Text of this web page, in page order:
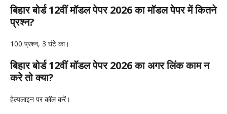
बिहार बोर्ड 12वीं मॉडल पेपर 2026 का मॉडल पेपर में कितने
प्रश्न?
100 प्रश्न, 3 घंटे का।
बिहार बोर्ड 12वीं मॉडल पेपर 2026 का अगर लिंक काम न
करे तो क्या?
हेल्पलाइन पर कॉल करें।